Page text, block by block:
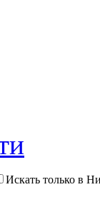
Искать только в